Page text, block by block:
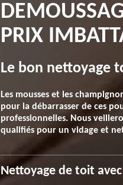
PRIX
Le bon nettoyage
Les mousses et les
pour la débarrasser de ces
professionnelles. Nous
qualifiés pour un vidage et
Nettoyage de toit